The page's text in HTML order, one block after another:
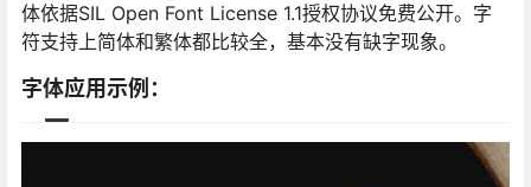
体依据SIL Open Font License 1.1授权协议免费公开。字
符支持上简体和繁体都比较全，基本没有缺字现象。
字体应用示例：